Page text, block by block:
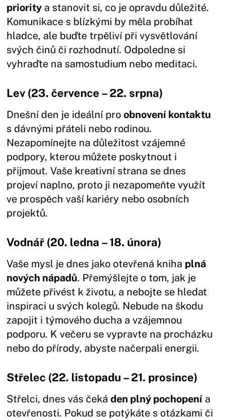
priority a stanovit si, co je opravdu důležité.
Komunikace s blízkými by měla probíhat
hladce, ale buďte trpěliví při vysvětlování
svých činů či rozhodnutí. Odpoledne si
vyhraďte na samostudium nebo meditaci.
Lev (23. července – 22. srpna)
Dnešní den je ideální proobnovení kontaktu
s dávnými přáteli nebo rodinou.
Nezapomínejte na důležitost vzájemné
podpory, kterou můžete poskytnout i
přijmout. Vaše kreativní strana se dnes
projeví naplno, proto ji nezapomeňte využít
ve prospěch vaší kariéry nebo osobních
projektů.
Vodnář (20. ledna – 18. února)
Vaše mysl je dnes jako otevřená kniha plná
nových nápadů. Přemýšlejte o tom, jak je
můžete přivést k životu, a nebojte se hledat
inspiraci u svých kolegů. Nebude na škodu
zapojit i týmového ducha a vzájemnou
podporu. K večeru se vypravte na procházku
nebo do přírody, abyste načerpali energii.
Střelec (22. listopadu – 21. prosince)
Střelci, dnes vás čekáden plný pochopení a
otevřenosti. Pokud se potýkáte s otázkami či